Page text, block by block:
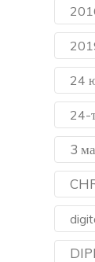
24
24-
3